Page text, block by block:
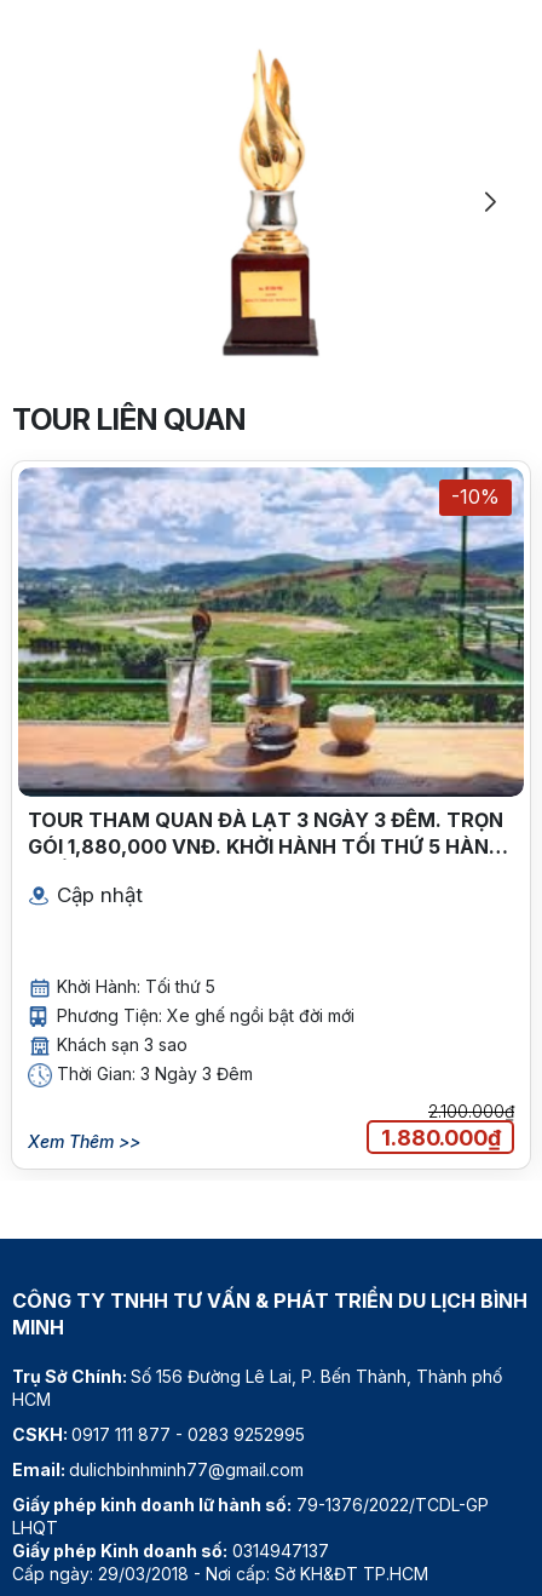
TOUR LIÊN QUAN
-10%
TOUR THAM QUAN ĐÀ LẠT 3 NGÀY 3 ĐÊM. TRỌN
GÓI 1,880,000 VNĐ. KHỞI HÀNH TỐI THỨ 5 HÀNG
Cập nhật
Khởi Hành: Tối thứ 5
Phương Tiện: Xe ghế ngồi bật đời mới
Khách sạn 3 sao
Thời Gian: 3 Ngày 3 Đêm
Xem Thêm >>
2.100.000₫
1.880.000₫
CÔNG TY TNHH TƯ VẤN & PHÁT TRIỂN DU LỊCH BÌNH
MINH
Trụ Sở Chính: Số 156 Đường Lê Lai, P. Bến Thành, Thành phố
HCM
CSKH: 0917 111 877 - 0283 9252995
Email: dulichbinhminh77@gmail.com
Giấy phép kinh doanh lữ hành số: 79-1376/2022/TCDL-GP
LHQT
Giấy phép Kinh doanh số: 0314947137
Cấp ngày: 29/03/2018 - Nơi cấp: Sở KH&ĐT TP.HCM